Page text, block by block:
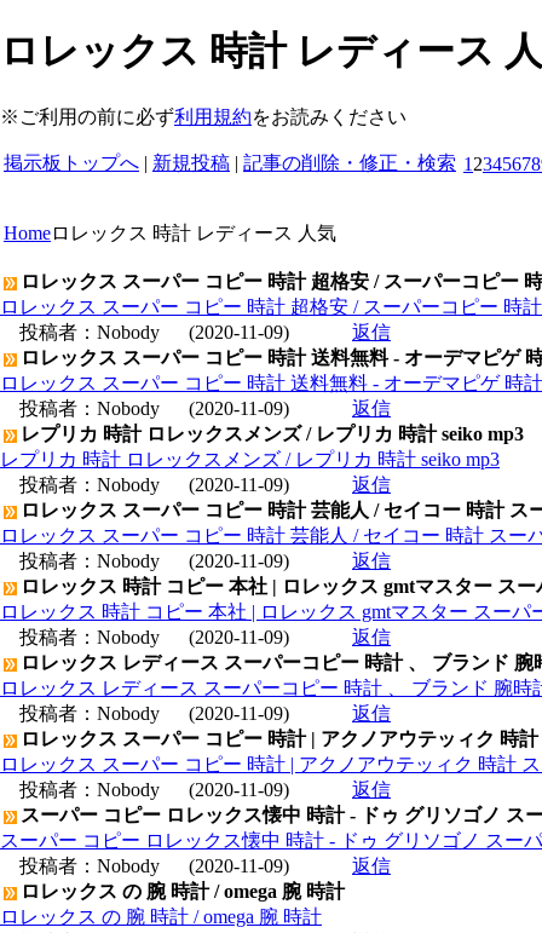
ロレックス 時計 レディース
※ご利用の前に必ず利用規約をお読みください
掲示板トップへ | 新規投稿 | 記事の削除・修正・検索 1 2345678
Homeロレックス 時計 レディース 人気
ロレックス スーパー コピー 時計 超格安 / スーパーコピー
ロレックス スーパー コピー 時計 超格安 / スーパーコピー 時
投稿者： Nobody (2020-11-09)
返信
ロレックス スーパー コピー 時計 送料無料 - オーデマピゲ
ロレックス スーパー コピー 時計 送料無料 - オーデマピゲ 時
投稿者： Nobody (2020-11-09)
返信
レプリカ 時計 ロレックスメンズ / レプリカ 時計 seiko mp3
レプリカ 時計 ロレックスメンズ / レプリカ 時計 seiko mp3
投稿者： Nobody (2020-11-09)
返信
ロレックス スーパー コピー 時計 芸能人 / セイコー 時計 ス
ロレックス スーパー コピー 時計 芸能人 / セイコー 時計 スー
投稿者： Nobody (2020-11-09)
返信
ロレックス 時計 コピー 本社 | ロレックス gmtマスター ス
ロレックス 時計 コピー 本社 | ロレックス gmtマスター スーパ
投稿者： Nobody (2020-11-09)
返信
ロレックス レディース スーパーコピー 時計 、 ブランド
ロレックス レディース スーパーコピー 時計 、 ブランド 腕時
投稿者： Nobody (2020-11-09)
返信
ロレックス スーパー コピー 時計 | アクノアウテッィク 時
ロレックス スーパー コピー 時計 | アクノアウテッィク 時計
投稿者： Nobody (2020-11-09)
返信
スーパー コピー ロレックス懐中 時計 - ドゥ グリソゴノ ス
スーパー コピー ロレックス懐中 時計 - ドゥ グリソゴノ スー
投稿者： Nobody (2020-11-09)
返信
ロレックス の 腕 時計 / omega 腕 時計
ロレックス の 腕 時計 / omega 腕 時計